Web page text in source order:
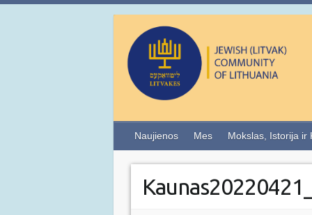
Naujienos Mes Mokslas, Istorija ir